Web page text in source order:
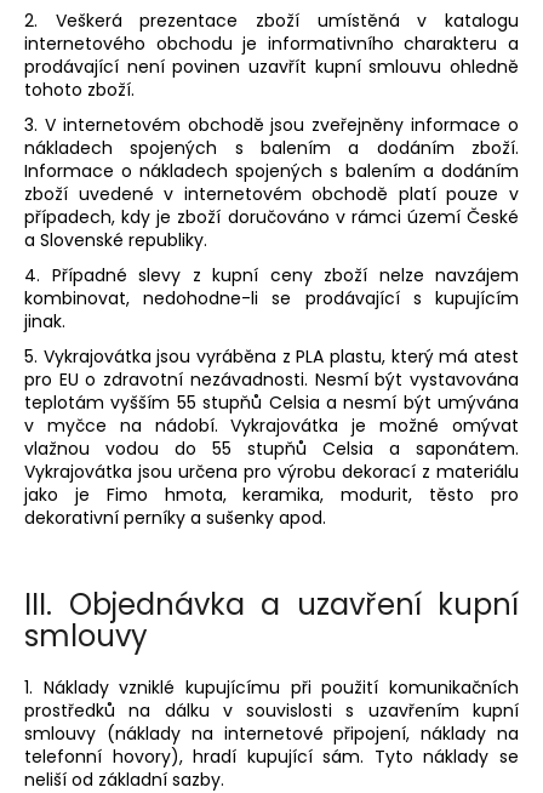
2. Veškerá prezentace zboží umístěná v katalogu
internetového obchodu je informativního charakteru a
prodávající není povinen uzavřít kupní smlouvu ohledně
tohoto zboží.
3. V internetovém obchodě jsou zveřejněny informace o
nákladech spojených s balením a dodáním zboží.
Informace o nákladech spojených s balením a dodáním
zboží uvedené v internetovém obchodě platí pouze v
případech, kdy je zboží doručováno v rámci území České
a Slovenské republiky.
4. Případné slevy z kupní ceny zboží nelze navzájem
kombinovat, nedohodne-li se prodávající s kupujícím
jinak.
5. Vykrajovátka jsou vyráběna z PLA plastu, který má atest
pro EU o zdravotní nezávadnosti. Nesmí být vystavována
teplotám vyšším 55 stupňů Celsia a nesmí být umývána
v myčce na nádobí. Vykrajovátka je možné omývat
vlažnou vodou do 55 stupňů Celsia a saponátem.
Vykrajovátka jsou určena pro výrobu dekorací z materiálu
jako je Fimo hmota, keramika, modurit, těsto pro
dekorativní perníky a sušenky apod.
III. Objednávka a uzavření kupní
smlouvy
1. Náklady vzniklé kupujícímu při použití komunikačních
prostředků na dálku v souvislosti s uzavřením kupní
smlouvy (náklady na internetové připojení, náklady na
telefonní hovory), hradí kupující sám. Tyto náklady se
neliší od základní sazby.